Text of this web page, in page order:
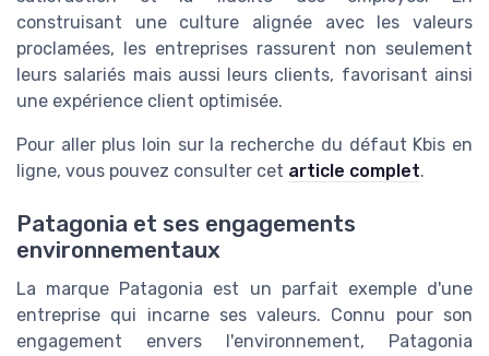
construisant une culture alignée avec les valeurs
proclamées, les entreprises rassurent non seulement
leurs salariés mais aussi leurs clients, favorisant ainsi
une expérience client optimisée.
Pour aller plus loin sur la recherche du défaut Kbis en
ligne, vous pouvez consulter cet article complet.
Patagonia et ses engagements
environnementaux
La marque Patagonia est un parfait exemple d'une
entreprise qui incarne ses valeurs. Connu pour son
engagement envers l'environnement, Patagonia